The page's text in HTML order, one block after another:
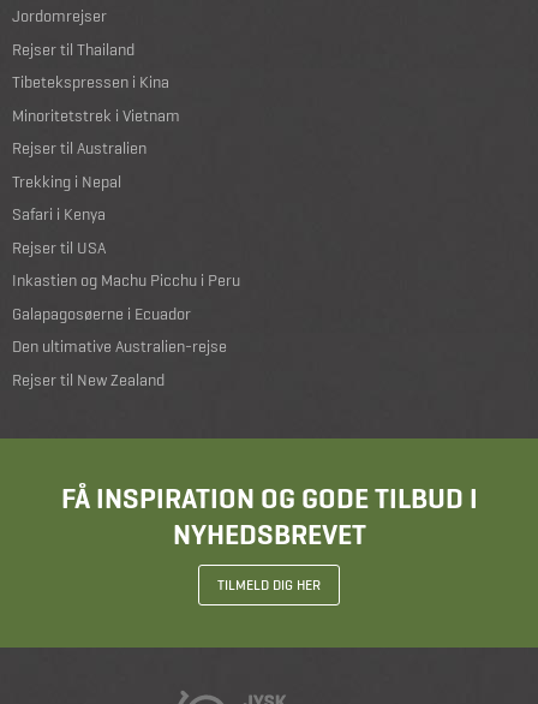
Jordomrejser
Rejser til Thailand
Tibetekspressen i Kina
Minoritetstrek i Vietnam
Rejser til Australien
Trekking i Nepal
Safari i Kenya
Rejser til USA
Inkastien og Machu Picchu i Peru
Galapagosøerne i Ecuador
Den ultimative Australien-rejse
Rejser til New Zealand
FÅ INSPIRATION OG GODE TILBUD I
NYHEDSBREVET
TILMELD DIG HER